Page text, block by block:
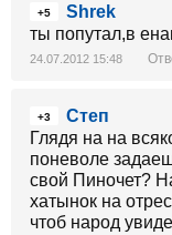
+5
Shrek
ты попутал,в
24.07.2012 15:48
+3
Степ
Глядя на на
поневоле
свой Пиночет?
хатынок на
чтоб народ